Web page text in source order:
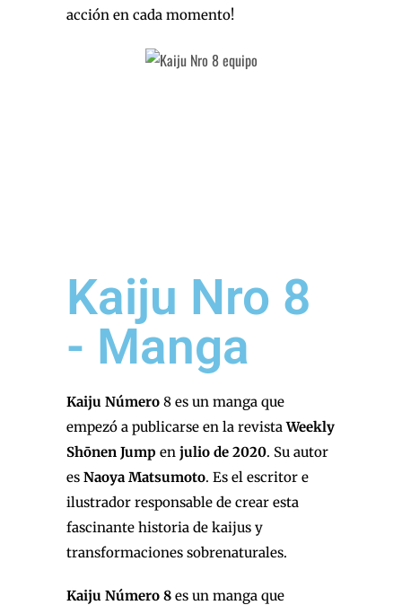
acción en cada momento!
Kaiju Nro 8
- Manga
Kaiju Número 8 es un manga que
empezó a publicarse en la revistaWeekly
Shōnen Jump en julio de 2020. Su autor
es Naoya Matsumoto. Es el escritor e
ilustrador responsable de crear esta
fascinante historia de kaijus y
transformaciones sobrenaturales.
Kaiju Número 8 es un manga que